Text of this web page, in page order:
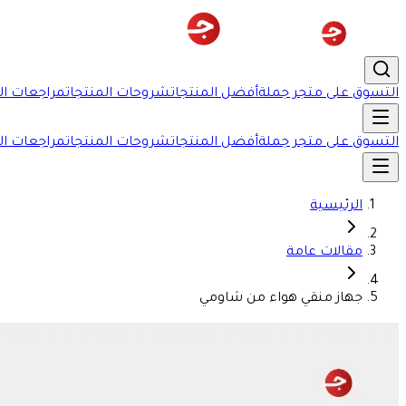
التسوق على متجر جملةأفضل المنتجاتشروحات المنتجاتمراجعات
التسوق على متجر جملةأفضل المنتجاتشروحات المنتجاتمراجعات
الرئيسية
مقالات عامة
جهاز منقي هواء من شاومي